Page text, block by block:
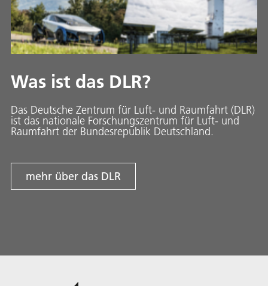
Was ist das DLR?
Das Deutsche Zentrum für Luft- und Raumfahrt (DLR)
ist das nationale Forschungszentrum für Luft- und
Raumfahrt der Bundesrepublik Deutschland.
mehr über das DLR